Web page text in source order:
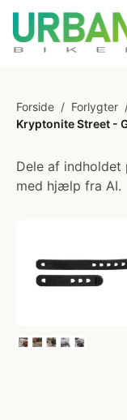
Forside / Forlygter
Kryptonite Street -
Dele af indholdet
med hjælp fra AI.